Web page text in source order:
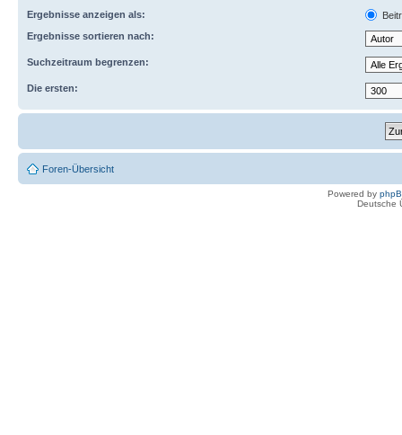
Ergebnisse anzeigen als:
Ergebnisse sortieren nach:
Suchzeitraum begrenzen:
Die ersten:
Foren-Übersicht
Powered by
Deutsche